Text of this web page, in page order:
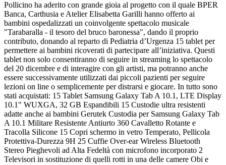
Pollicino ha aderito con grande gioia al progetto con il quale BPER
Banca, Carthusia e Atelier Elisabetta Garilli hanno offerto ai
bambini ospedalizzati un coinvolgente spettacolo musicale
"Tarabaralla - il tesoro del bruco baronessa", dando il proprio
contributo, donando al reparto di Pediatria d’Urgenza 15 tablet per
permettere ai bambini ricoverati di partecipare all’iniziativa. Questi
tablet non solo consentiranno di seguire in streaming lo spettacolo
del 20 dicembre e di interagire con gli artisti, ma potranno anche
essere successivamente utilizzati dai piccoli pazienti per seguire
lezioni on line o semplicemente per distrarsi e giocare. In tutto sono
stati acquistati: 15 Tablet Samsung Galaxy Tab A 10.1, LTE Display
10.1" WUXGA, 32 GB Espandibili 15 Custodie ultra resistenti
adatte anche ai bambini Gerutek Custodia per Samsung Galaxy Tab
A 10.1 Militare Resistente Antiurto 360 Cavalletto Rotante e
Tracolla Silicone 15 Copri schermo in vetro Temperato, Pellicola
Protettiva-Durezza 9H 25 Cuffie Over-ear Wireless Bluetooth
Stereo Pieghevoli ad Alta Fedeltà con microfono incorporato 2
Televisori in sostituzione di quelli rotti in una delle camere Obi e